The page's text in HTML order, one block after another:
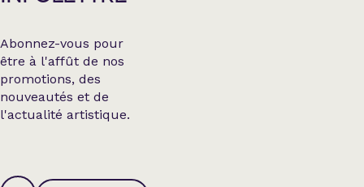
Abonnez-vous pour
être à l'affût de nos
promotions, des
nouveautés et de
l'actualité artistique.